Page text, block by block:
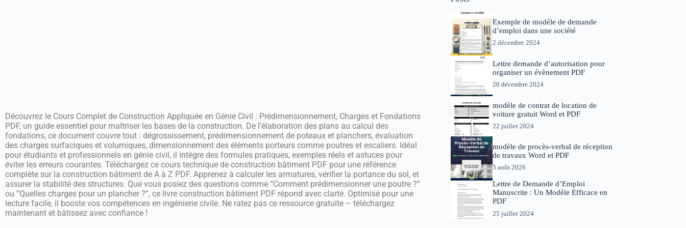
Découvrez le Cours Complet de Construction Appliquée en Génie Civil : Prédimensionnement, Charges et Fondations
PDF, un guide essentiel pour maîtriser les bases de la construction. De l’élaboration des plans au calcul des
fondations, ce document couvre tout : dégrossissement, prédimensionnement de poteaux et planchers, évaluation
des charges surfaciques et volumiques, dimensionnement des éléments porteurs comme poutres et escaliers. Idéal
pour étudiants et professionnels en génie civil, il intègre des formules pratiques, exemples réels et astuces pour
éviter les erreurs courantes. Téléchargez ce cours technique de construction bâtiment PDF pour une référence
complète sur la construction bâtiment de A à Z PDF. Apprenez à calculer les armatures, vérifier la portance du sol, et
assurer la stabilité des structures. Que vous posiez des questions comme “Comment prédimensionner une poutre ?”
ou “Quelles charges pour un plancher ?”, ce livre construction bâtiment PDF répond avec clarté. Optimisé pour une
lecture facile, il booste vos compétences en ingénierie civile. Ne ratez pas ce ressource gratuite – téléchargez
maintenant et bâtissez avec confiance !
Exemple de modèle de demande
d’emploi dans une société
2 décembre 2024
Lettre demande d’autorisation pour
organiser un évènement PDF
20 décembre 2024
modèle de contrat de location de
voiture gratuit Word et PDF
22 juillet 2024
modèle de procès-verbal de réception
de travaux Word et PDF
5 août 2026
Lettre de Demande d’Emploi
Manuscrite : Un Modèle Efficace en
PDF
25 juillet 2024